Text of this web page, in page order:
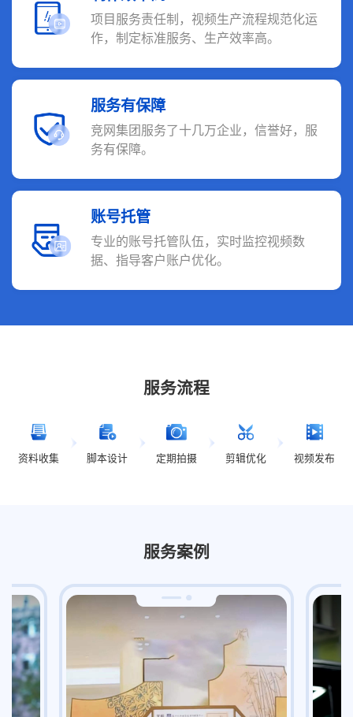
项目服务责任制，视频生产流程规范化运
作，制定标准服务、生产效率高。
服务有保障
竞网集团服务了十几万企业，信誉好，服
务有保障。
账号托管
专业的账号托管队伍，实时监控视频数
据、指导客户账户优化。
服务流程
资料收集 脚本设计 定期拍摄 剪辑优化 视频发布
服务案例